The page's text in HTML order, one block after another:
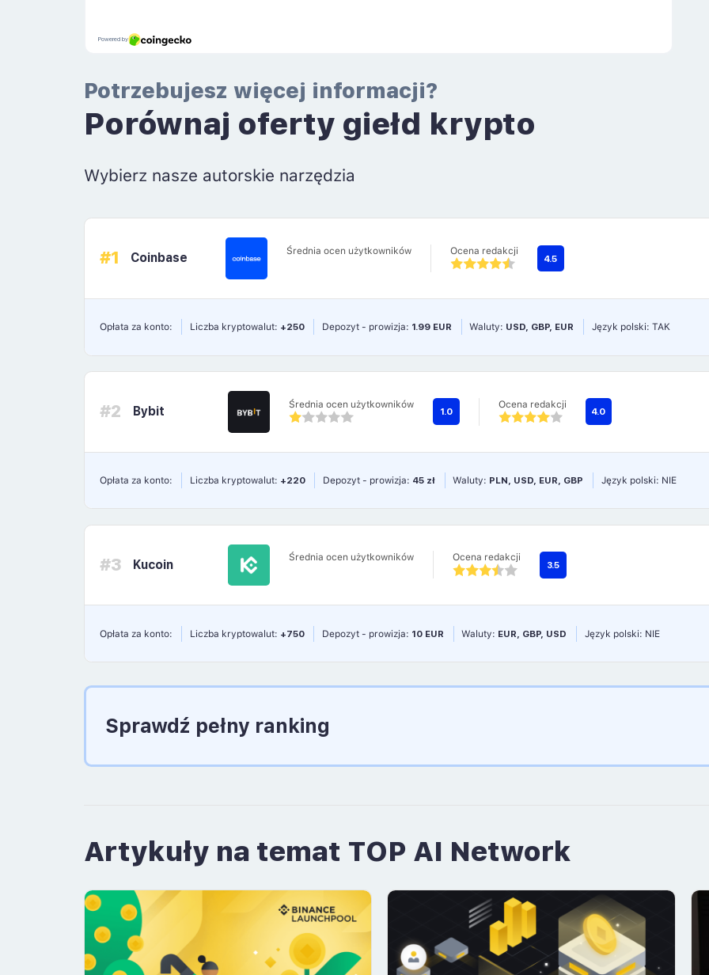
Potrzebujesz więcej informacji?
Porównaj oferty giełd krypto
Wybierz nasze autorskie narzędzia
#1 Coinbase Średnia ocen użytkowników Ocena redakcji
4.5
Opłata za konto: Liczba kryptowalut: +250 Depozyt - prowizja: 1.99 EUR Waluty: USD, GBP, EUR Język polski: TAK
#2 Bybit Średnia ocen użytkowników
1.0
Ocena redakcji
4.0
Opłata za konto: Liczba kryptowalut: +220 Depozyt - prowizja: 45 zł Waluty: PLN, USD, EUR, GBP Język polski: NIE
#3 Kucoin Średnia ocen użytkowników Ocena redakcji
3.5
Opłata za konto: Liczba kryptowalut: +750 Depozyt - prowizja: 10 EUR Waluty: EUR, GBP, USD Język polski: NIE
Sprawdź pełny ranking
Artykuły na temat TOP AI Network